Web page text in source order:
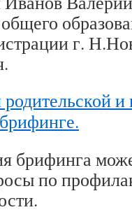
г.
и
брифинга
по